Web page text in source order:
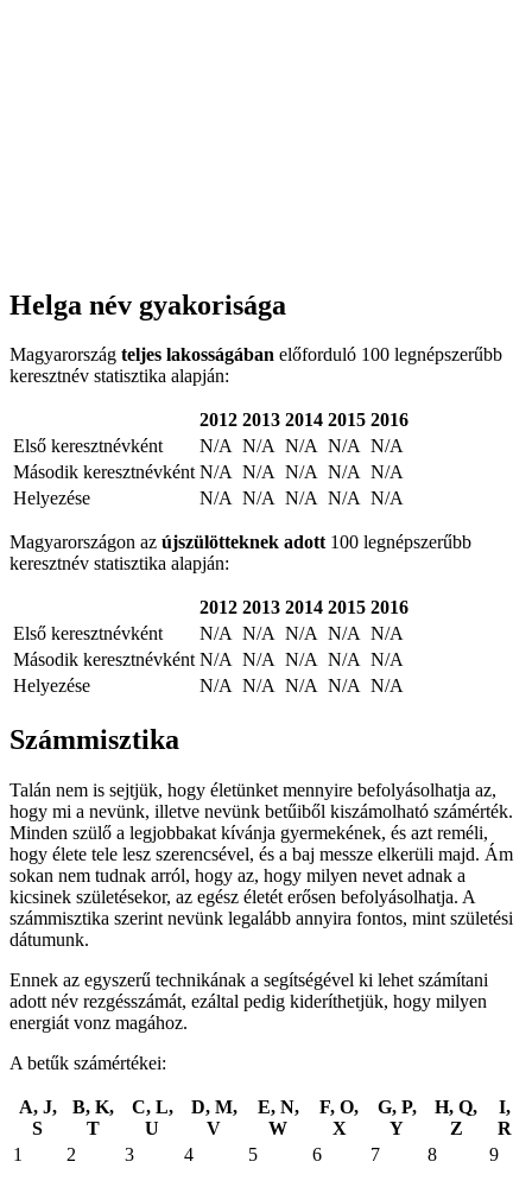
Helga név gyakorisága
Magyarország teljes lakosságában előforduló 100 legnépszerűbb
keresztnév statisztika alapján:
2012 2013 2014 2015 2016
Első keresztnévként
N/A N/A N/A N/A N/A
Második keresztnévként N/A N/A N/A N/A N/A
Helyezése
N/A N/A N/A N/A N/A
Magyarországon az újszülötteknek adott100 legnépszerűbb
keresztnév statisztika alapján:
2012 2013 2014 2015 2016
Első keresztnévként
N/A N/A N/A N/A N/A
Második keresztnévként N/A N/A N/A N/A N/A
Helyezése
N/A N/A N/A N/A N/A
Számmisztika
Talán nem is sejtjük, hogy életünket mennyire befolyásolhatja az,
hogy mi a nevünk, illetve nevünk betűiből kiszámolható számérték.
Minden szülő a legjobbakat kívánja gyermekének, és azt reméli,
hogy élete tele lesz szerencsével, és a baj messze elkerüli majd. Ám
sokan nem tudnak arról, hogy az, hogy milyen nevet adnak a
kicsinek születésekor, az egész életét erősen befolyásolhatja. A
számmisztika szerint nevünk legalább annyira fontos, mint születési
dátumunk.
Ennek az egyszerű technikának a segítségével ki lehet számítani
adott név rezgésszámát, ezáltal pedig kideríthetjük, hogy milyen
energiát vonz magához.
A betűk számértékei:
A, J,
S
B, K,
T
C, L,
U
D, M,
V
E, N,
W
F, O,
X
G, P,
Y
H, Q,
Z
I,
R
1
2 3 4 5 6 7 8 9